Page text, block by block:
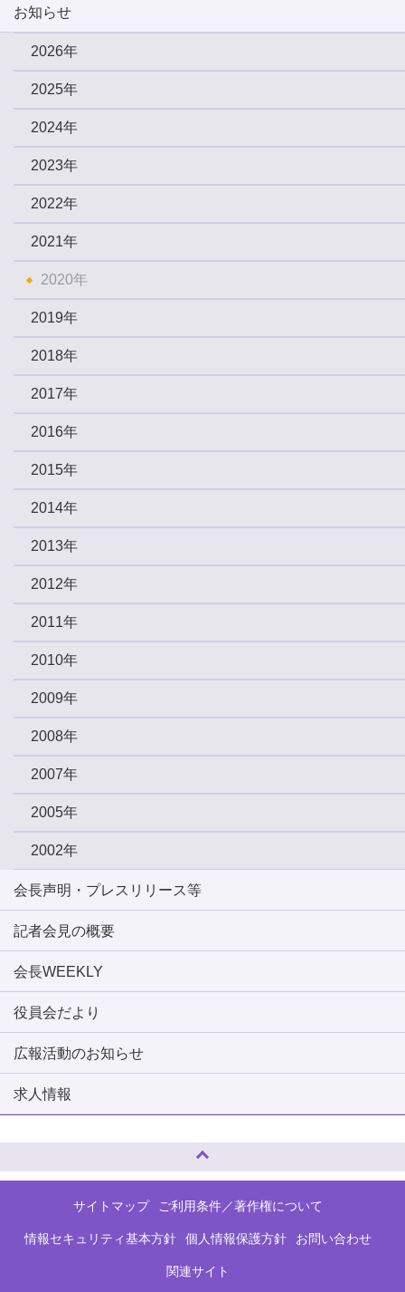
お知らせ
2026年
2025年
2024年
2023年
2022年
2021年
2020年
2019年
2018年
2017年
2016年
2015年
2014年
2013年
2012年
2011年
2010年
2009年
2008年
2007年
2005年
2002年
会長声明・プレスリリース等
記者会見の概要
会長WEEKLY
役員会だより
広報活動のお知らせ
求人情報
サイトマップ ご利用条件／著作権について
情報セキュリティ基本方針 個人情報保護方針 お問い合わせ
関連サイト